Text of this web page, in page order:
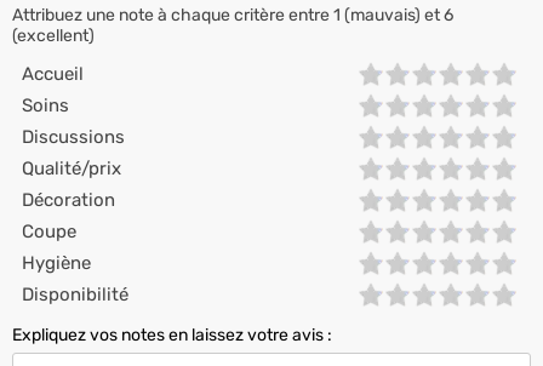
Attribuez une note à chaque critère entre 1 (mauvais) et 6
(excellent)
Accueil
Soins
Discussions
Qualité/prix
Décoration
Coupe
Hygiène
Disponibilité
Expliquez vos notes en laissez votre avis :